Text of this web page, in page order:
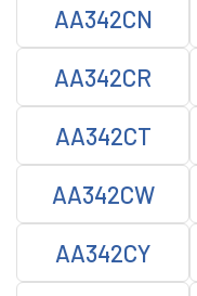
AA342CN
AA342CR
AA342CT
AA342CW
AA342CY